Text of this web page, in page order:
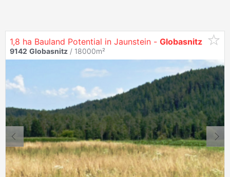
1,8 ha Bauland Potential in Jaunstein - Globasnitz
9142 Globasnitz / 18000m²